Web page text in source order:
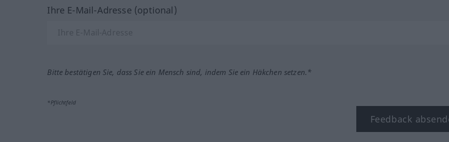
Ihre E-Mail-Adresse (optional)
Bitte bestätigen Sie, dass Sie ein Mensch sind, indem Sie ein Häkchen setzen.*
*Pflichtfeld
Feedback